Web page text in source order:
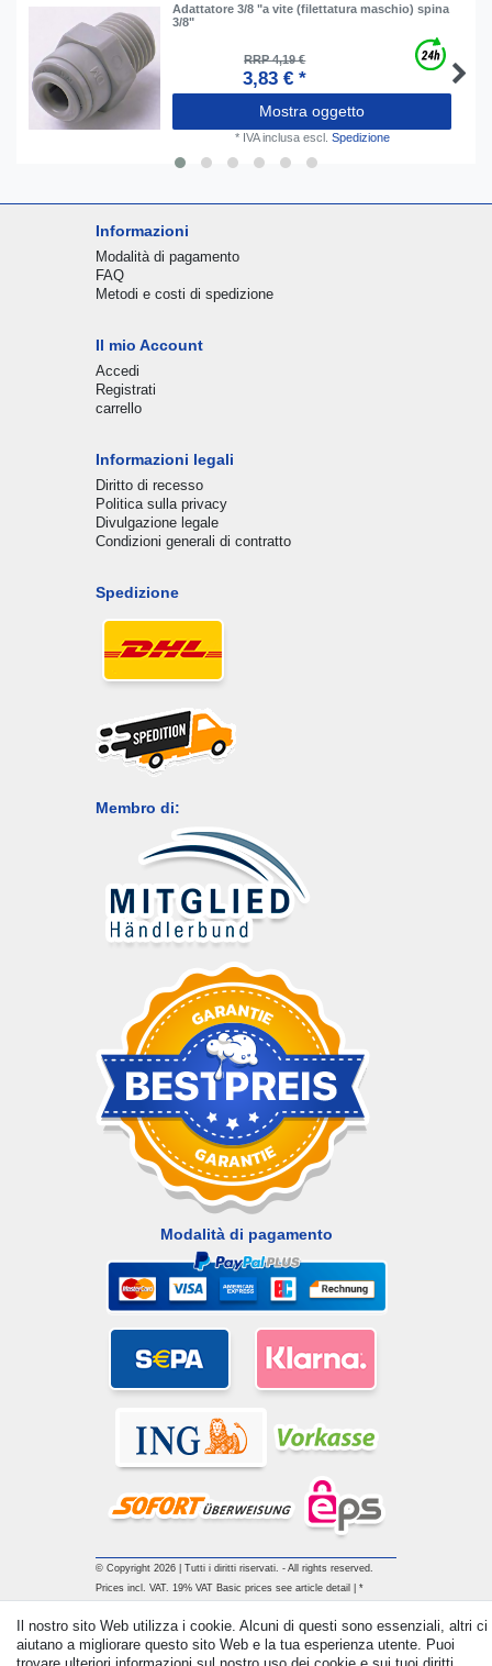
Adattatore 3/8 "a vite (filettatura maschio) spina
3/8"
RRP 4,19 €
3,83 € *
Mostra oggetto
* IVA inclusaescl. Spedizione
Informazioni
Modalità di pagamento
FAQ
Metodi e costi di spedizione
Il mio Account
Accedi
Registrati
carrello
Informazioni legali
Diritto di recesso
Politica sulla privacy
Divulgazione legale
Condizioni generali di contratto
Spedizione
Membro di:
Modalità di pagamento
© Copyright 2026 | Tutti i diritti riservati. - All rights reserved.
Prices incl. VAT. 19% VAT Basic prices see article detail | *
Il nostro sito Web utilizza i cookie. Alcuni di questi sono essenziali, altri ci
aiutano a migliorare questo sito Web e la tua esperienza utente. Puoi